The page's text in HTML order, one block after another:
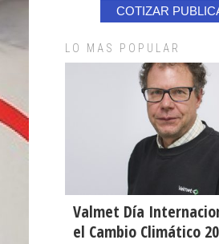
COTIZAR
LO MAS POPULAR
Valmet Día
el Cambio Climático